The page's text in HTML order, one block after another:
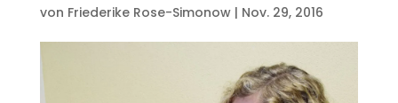
von Friederike Rose-Simonow| Nov. 29, 2016